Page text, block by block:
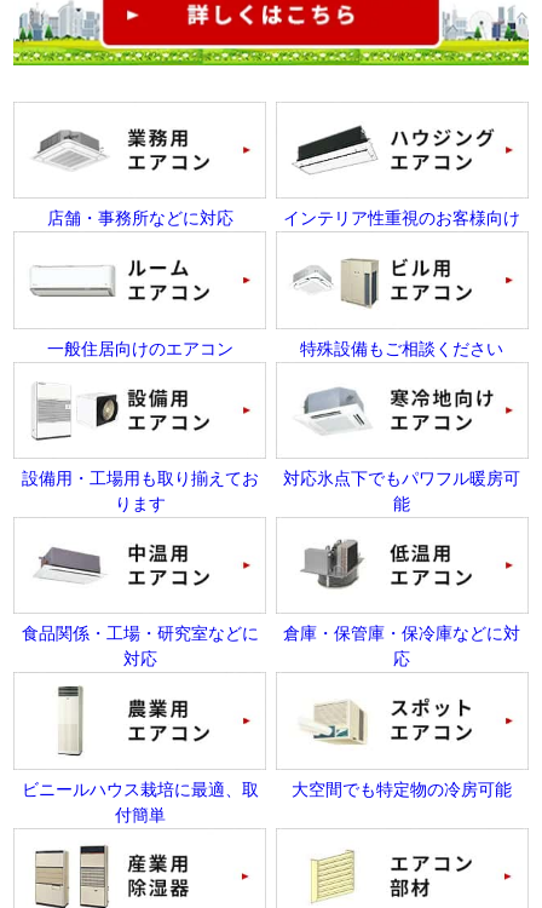
店舗・事務所などに対応 インテリア性重視のお客様向け
一般住居向けのエアコン 特殊設備もご相談ください
設備用・工場用も取り揃えてお
ります
対応氷点下でもパワフル暖房可
能
食品関係・工場・研究室などに
対応
倉庫・保管庫・保冷庫などに対
応
ビニールハウス栽培に最適、取
付簡単
大空間でも特定物の冷房可能